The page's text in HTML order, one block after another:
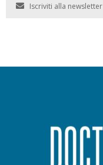
Iscriviti alla newsletter